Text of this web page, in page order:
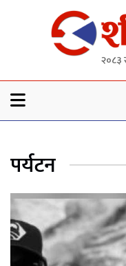
२०८३
पर्यटन